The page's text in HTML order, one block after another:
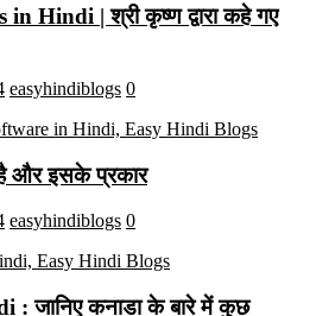
Hindi | श्री कृष्ण द्वारा कहे गए
easyhindiblogs 0
और इसके प्रकार
easyhindiblogs 0
जानिए कनाडा के बारे में कुछ